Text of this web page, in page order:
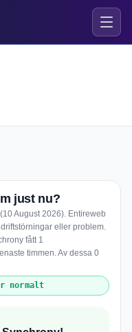
just nu?
August 2026). Entireweb
eller problem.
fått 1
timmen. Av dessa 0
normalt